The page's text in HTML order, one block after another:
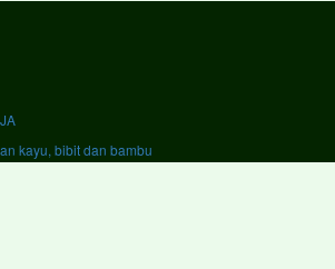
kayu, bibit dan bambu
#Bandung #BandungBarat #Bekasi #Bogor